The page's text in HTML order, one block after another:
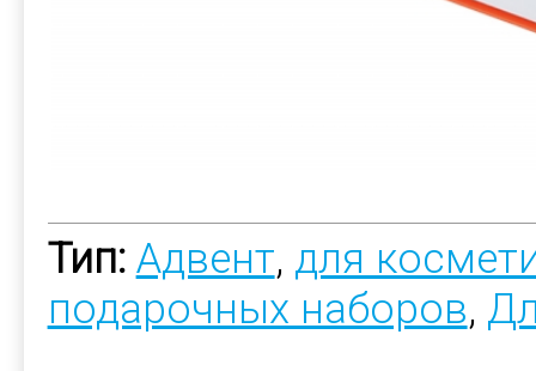
Тип: Адвент, для
подарочных наборов,